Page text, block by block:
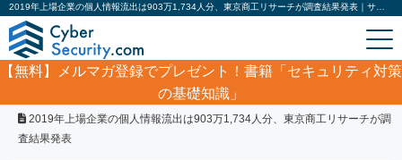
【無料】
メルマガ登録でプレゼント！書籍「セキュリティ対策
の基礎知識」
サイバーセキュリティ・情報漏洩ニュース
2019年上場企業の個人情報流出は903万1,734人分、東京商工リサーチが調
査結果発表